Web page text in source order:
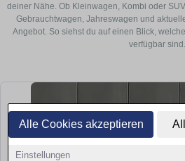
Alle Cookies akzeptieren
Einstellungen
deiner Nähe. Ob Kleinwagen, Kombi oder
Gebrauchtwagen, Jahreswagen und
Angebot. So siehst du auf einen Blick,
verfügbar sind.